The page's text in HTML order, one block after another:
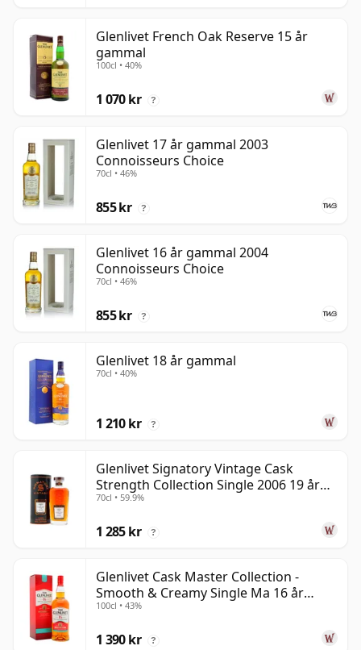
Glenlivet French Oak Reserve 15 år
gammal
100cl • 40%
1 070 kr ?
Glenlivet 17 år gammal 2003
Connoisseurs Choice
70cl • 46%
855 kr ?
Glenlivet 16 år gammal 2004
Connoisseurs Choice
70cl • 46%
855 kr ?
Glenlivet 18 år gammal
70cl • 40%
1 210 kr ?
Glenlivet Signatory Vintage Cask
Strength Collection Single 2006 19 år
gammal
70cl • 59.9%
1 285 kr ?
Glenlivet Cask Master Collection -
Smooth & Creamy Single Ma 16 år
gammal
100cl • 43%
1 390 kr ?